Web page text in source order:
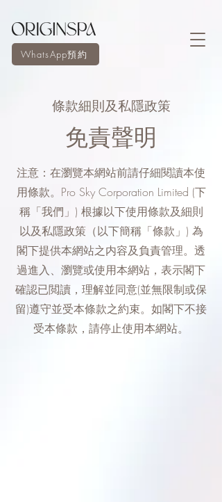
WhatsApp預約
條款細則及私隱政策
免責聲明
注意：在瀏覽本網站前請仔細閱讀本使
用條款。Pro Sky Corporation Limited (下
稱「我們」) 根據以下使用條款及細則
以及私隱政策（以下簡稱「條款」) 為
閣下提供本網站之内容及負責管理。透
過進入、瀏覽或使用本網站，表示閣下
確認已閲讀，理解並同意(並無限制或保
留)遵守並受本條款之約束。如閣下不接
受本條款，請停止使用本網站。